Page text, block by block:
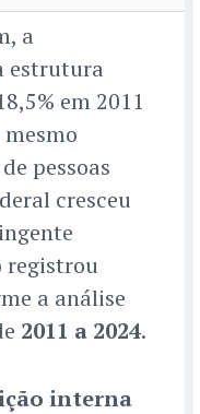
a
estrutura
em 2011
pessoas
cresceu
registrou
a análise
2011 a 2024.
interna